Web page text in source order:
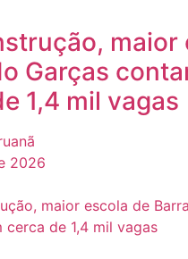
maior
Garças
1,4 mil vagas
2026